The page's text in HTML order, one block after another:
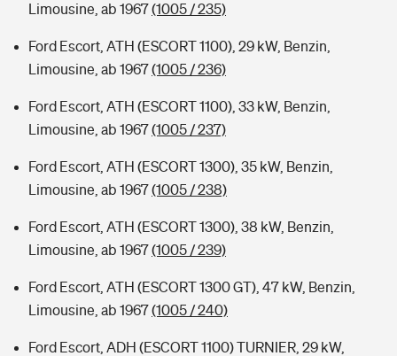
Limousine, ab 1967(1005 / 235)
Ford Escort, ATH (ESCORT 1100), 29 kW, Benzin,
Limousine, ab 1967(1005 / 236)
Ford Escort, ATH (ESCORT 1100), 33 kW, Benzin,
Limousine, ab 1967(1005 / 237)
Ford Escort, ATH (ESCORT 1300), 35 kW, Benzin,
Limousine, ab 1967(1005 / 238)
Ford Escort, ATH (ESCORT 1300), 38 kW, Benzin,
Limousine, ab 1967(1005 / 239)
Ford Escort, ATH (ESCORT 1300 GT), 47 kW, Benzin,
Limousine, ab 1967(1005 / 240)
Ford Escort, ADH (ESCORT 1100) TURNIER, 29 kW,